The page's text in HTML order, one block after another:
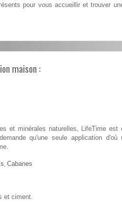
pour vous accueillir et trouver
maison :
et minérales naturelles, LifeTime est
qu'une seule application d'où
, Cabanes
et ciment.